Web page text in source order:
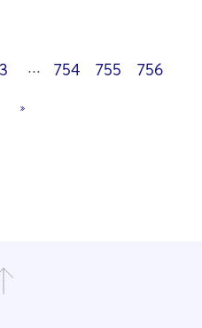
3 ... 754 755 756